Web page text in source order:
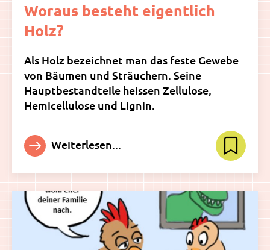
Woraus besteht eigentlich
Holz?
Als Holz bezeichnet man das feste Gewebe
von Bäumen und Sträuchern. Seine
Hauptbestandteile heissen Zellulose,
Hemicellulose und Lignin.
Weiterlesen...